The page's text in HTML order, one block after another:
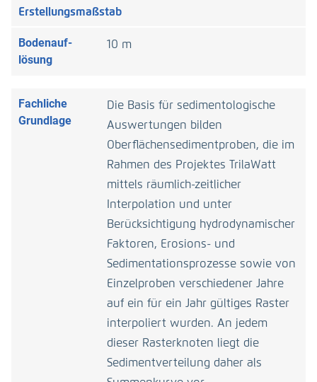
Erstellungs­maß­stab
Boden­auf­
lösung
10 m
Fachliche
Grundlage
Die Basis für sedimentologische
Auswertungen bilden
Oberflächensedimentproben, die im
Rahmen des Projektes TrilaWatt
mittels räumlich-zeitlicher
Interpolation und unter
Berücksichtigung hydrodynamischer
Faktoren, Erosions- und
Sedimentationsprozesse sowie von
Einzelproben verschiedener Jahre
auf ein für ein Jahr gültiges Raster
interpoliert wurden. An jedem
dieser Rasterknoten liegt die
Sedimentverteilung daher als